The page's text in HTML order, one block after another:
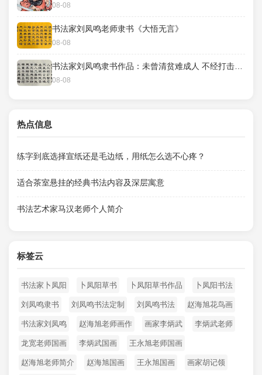
08-08
书法家刘凤鸣老师隶书《大悟无言》
08-08
08-08
热点信息
练字到底选择宣纸还是毛边纸，用纸怎么选不心疼？
适合茶室悬挂的经典书法内容及深层寓意
书法艺术家马汉老师个人简介
标签云
书法家卜凤阳 卜凤阳草书 卜凤阳草书作品 卜凤阳书法
刘凤鸣隶书 刘凤鸣书法定制 刘凤鸣书法 赵海旭花鸟画
书法家刘凤鸣 赵海旭老师画作 画家李炳武 李炳武老师
龙宽老师国画 李炳武国画 王永旭老师国画
赵海旭老师简介 赵海旭国画 王永旭国画 画家胡记领